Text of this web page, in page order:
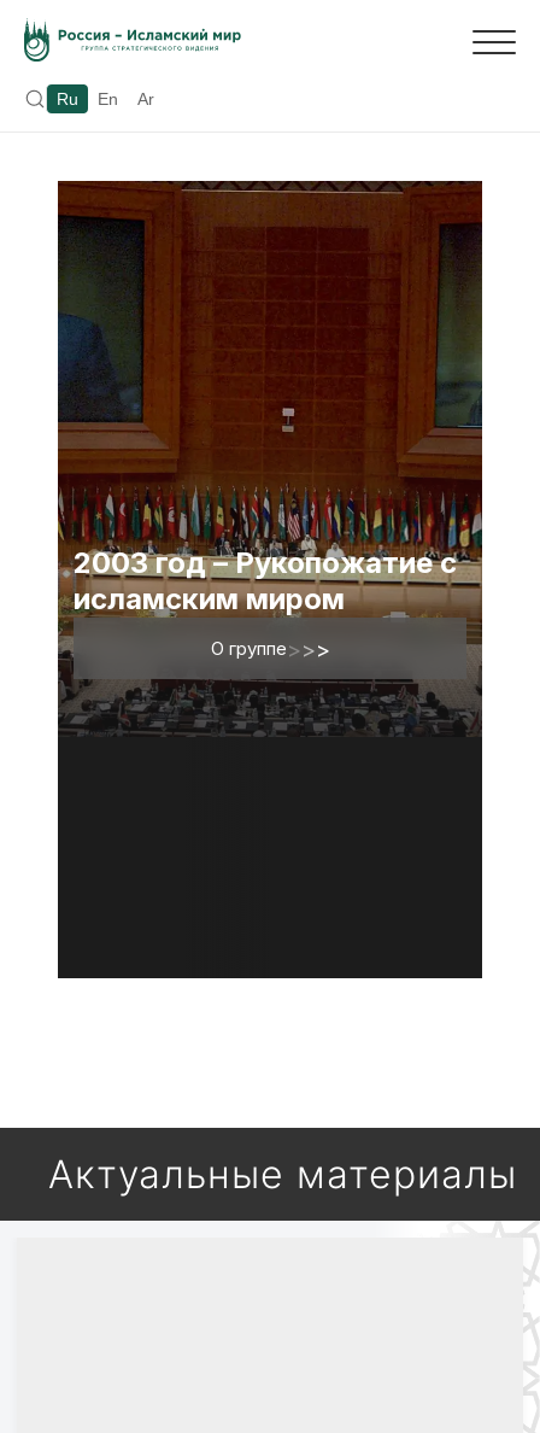
Ru En Ar
2003 год – Рукопожатие с
исламским миром
О группе>>>
Актуальные материалы